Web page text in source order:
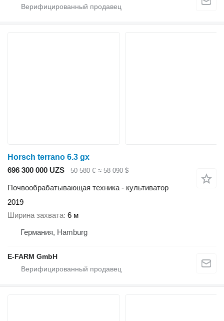
Horsch terrano 6.3 gx
696 300 000 UZS
50 580 € ≈ 58 090 $
Почвообрабатывающая техника - культиватор
2019
Ширина захвата 6 м
Германия, Hamburg
E-FARM GmbH